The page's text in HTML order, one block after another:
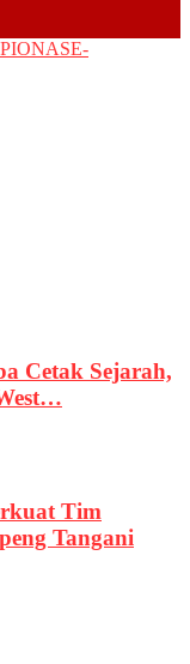
Cetak Sejarah,
Tim
Tangani